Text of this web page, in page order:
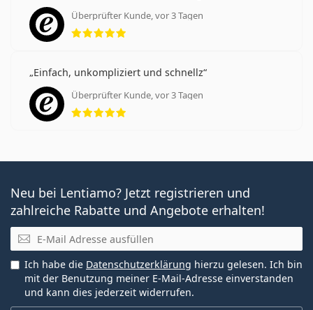
Überprüfter Kunde, vor 3 Tagen
Bewertung 5 aus 5
Einfach, unkompliziert und schnellz
Überprüfter Kunde, vor 3 Tagen
Bewertung 5 aus 5
Neu bei Lentiamo? Jetzt registrieren und
zahlreiche Rabatte und Angebote erhalten!
E-Mail
Ich habe die Datenschutzerklärung hierzu gelesen. Ich bin
mit der Benutzung meiner E-Mail-Adresse einverstanden
und kann dies jederzeit widerrufen.